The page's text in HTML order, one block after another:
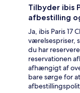
Tilbyder ibis
afbestilling
Ja, ibis Paris 17
værelsespriser,
du har
reservationen
afhængigt af
bare sørge for